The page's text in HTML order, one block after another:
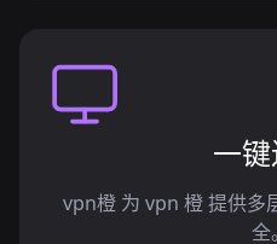
一
vpn橙 为 vpn 橙 提供多
全。